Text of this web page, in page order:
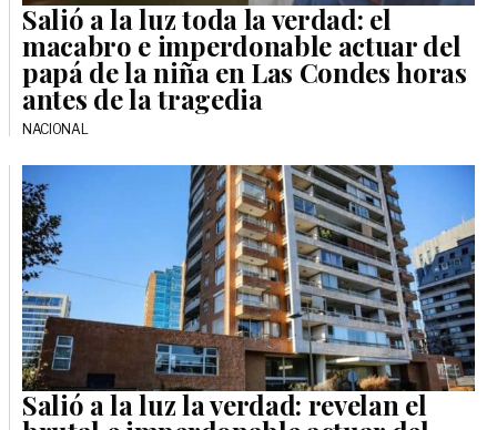
Salió a la luz toda la verdad: el
macabro e imperdonable actuar del
papá de la niña en Las Condes horas
antes de la tragedia
NACIONAL
Salió a la luz la verdad: revelan el